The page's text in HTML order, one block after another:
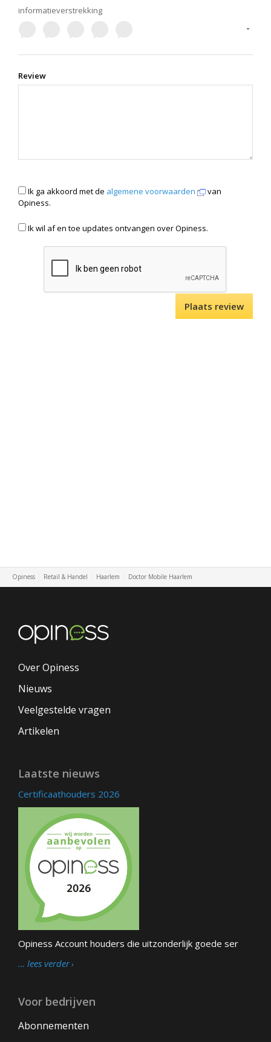
informatieverstrekking
-
Review
Ik ga akkoord met de algemene voorwaarden
van
Opiness.
Ik wil af en toe updates ontvangen over Opiness.
Opiness Retail & Handel Haarlem Doctor Mobile Haarlem
Over Opiness
Nieuws
Veelgestelde vragen
Artikelen
Laatste nieuws
Certificaathouders 2026
Opiness Account houders die uitzonderlijk goede ser
… lees verder
Voor bedrijven
Abonnementen